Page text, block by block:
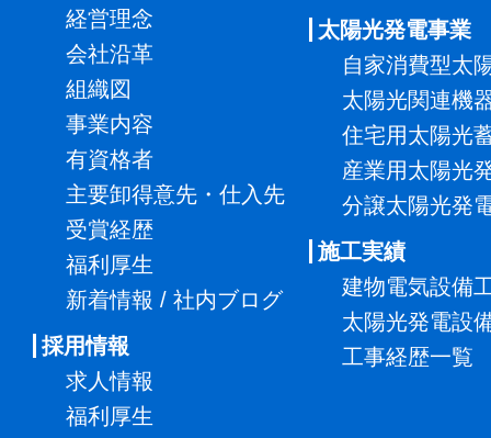
経営理念
会社沿革
組織図
事業内容
有資格者
主要卸得意先・仕入先
受賞経歴
福利厚生
新着情報 / 社内ブログ
採用情報
求人情報
福利厚生
太陽光発電事業
自家消費型太
太陽光関連機
住宅用太陽光
産業用太陽光
分譲太陽光発
施工実績
建物電気設備
太陽光発電設
工事経歴一覧